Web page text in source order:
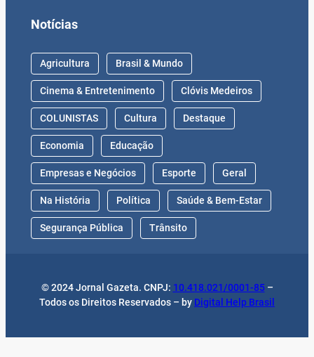
Notícias
Agricultura Brasil & Mundo
Cinema & Entretenimento Clóvis Medeiros
COLUNISTAS Cultura Destaque
Economia Educação
Empresas e Negócios Esporte Geral
Na História Política Saúde & Bem-Estar
Segurança Pública Trânsito
© 2024 Jornal Gazeta. CNPJ: 10.418.021/0001-85–
Todos os Direitos Reservados – by Digital Help Brasil